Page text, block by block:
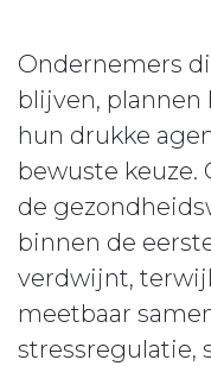
Ondernemers
blijven, plannen
hun drukke
bewuste keuze.
de
binnen de
verdwijnt,
meetbaar
stressregulatie,